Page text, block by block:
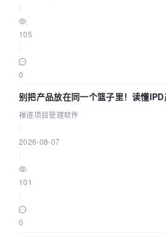
105
0
别把产品放在同一个篮子里！读懂
禅道项目管理软件
2026-08-07
101
0